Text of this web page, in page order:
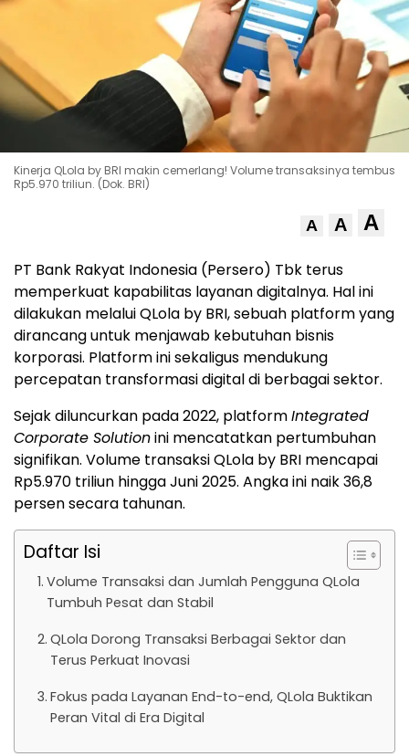
Kinerja QLola by BRI makin cemerlang! Volume transaksinya tembus
Rp5.970 triliun. (Dok. BRI)
A A A
PT Bank Rakyat Indonesia (Persero) Tbk terus
memperkuat kapabilitas layanan digitalnya. Hal ini
dilakukan melalui QLola by BRI, sebuah platform yang
dirancang untuk menjawab kebutuhan bisnis
korporasi. Platform ini sekaligus mendukung
percepatan transformasi digital di berbagai sektor.
Sejak diluncurkan pada 2022, platformIntegrated
Corporate Solutionini mencatatkan pertumbuhan
signifikan. Volume transaksi QLola by BRI mencapai
Rp5.970 triliun hingga Juni 2025. Angka ini naik 36,8
persen secara tahunan.
Daftar Isi
Volume Transaksi dan Jumlah Pengguna QLola
Tumbuh Pesat dan Stabil
QLola Dorong Transaksi Berbagai Sektor dan
Terus Perkuat Inovasi
Fokus pada Layanan End-to-end, QLola Buktikan
Peran Vital di Era Digital